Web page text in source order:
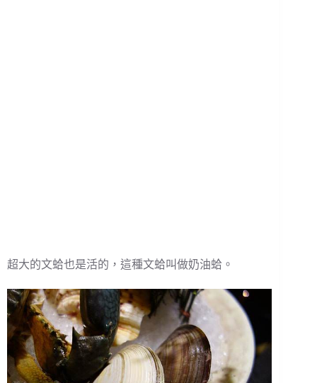
超大的文蛤也是活的，這種文蛤叫做奶油蛤。